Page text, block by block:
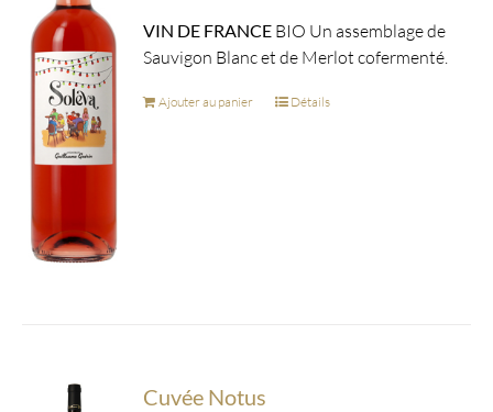
VIN DE FRANCE BIO Un assemblage de
Sauvigon Blanc et de Merlot cofermenté.
Ajouter au panier Détails
Cuvée Notus